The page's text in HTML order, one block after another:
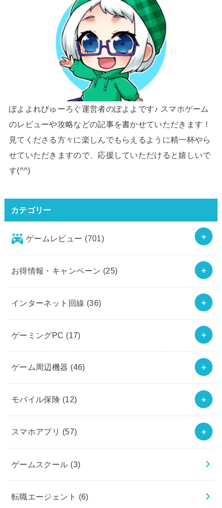
ぽよよれびゅーろぐ運営者のぽよよです♪ スマホゲーム
のレビューや攻略などの記事を書かせていただきます！
見てくださる方々に楽しんでもらえるように精一杯やら
せていただきますので、応援していただけると嬉しいで
す(^^)
カテゴリー
ゲームレビュー (701)
お得情報・キャンペーン (25)
インターネット回線 (36)
ゲーミングPC (17)
ゲーム周辺機器 (46)
モバイル保険 (12)
スマホアプリ (57)
ゲームスクール (3)
転職エージェント (6)